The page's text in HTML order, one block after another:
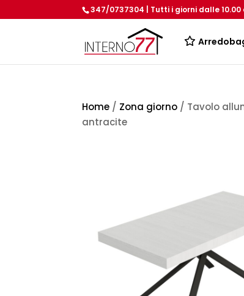
347/0737304 | Tutti i giorni dalle 10.00
Home / Zona giorno / Tavolo
antracite